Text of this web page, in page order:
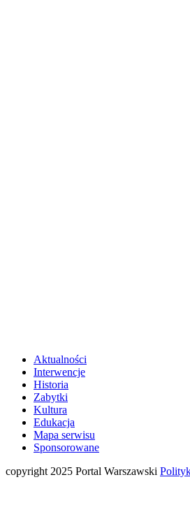
Aktualności
Interwencje
Historia
Zabytki
Kultura
Edukacja
Mapa serwisu
Sponsorowane
copyright 2025 Portal Warszawski